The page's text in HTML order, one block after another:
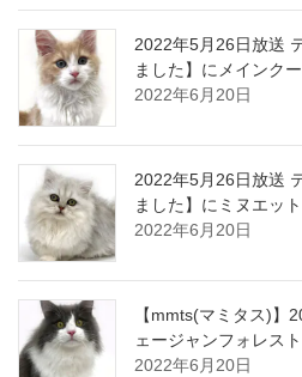
2022年5月26日放送
ました】にメインク
2022年6月20日
2022年5月26日放送
ました】にミヌエッ
2022年6月20日
【mmts(マミタス)】
ェージャンフォレス
2022年6月20日